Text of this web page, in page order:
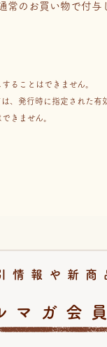
常のお買い物で付与
ることはできません。
、発行時に指定された有
きません。
情報や新商
マガ会